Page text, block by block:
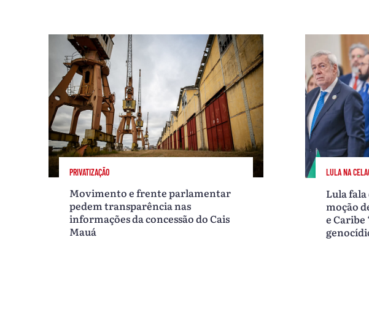
PRIVATIZAÇÃO
Movimento e frente parlamentar
pedem transparência nas
informações da concessão do Cais
Mauá
LULA NA
Lula fala
moção
e